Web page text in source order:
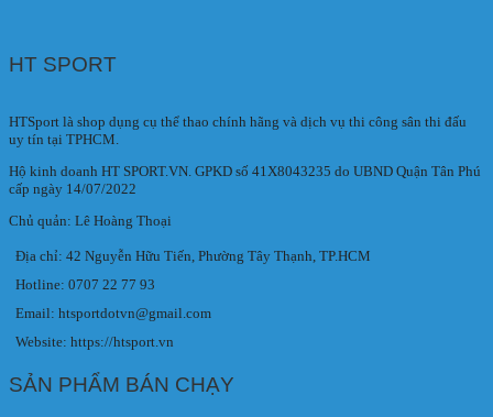
HT SPORT
HTSport là shop dụng cụ thể thao chính hãng và dịch vụ thi công sân thi đấu
uy tín tại TPHCM.
Hộ kinh doanh HT SPORT.VN. GPKD số 41X8043235 do UBND Quận Tân Phú
cấp ngày 14/07/2022
Chủ quản: Lê Hoàng Thoại
Địa chỉ: 42 Nguyễn Hữu Tiến, Phường Tây Thạnh, TP.HCM
Hotline: 0707 22 77 93
Email: htsportdotvn@gmail.com
Website: https://htsport.vn
SẢN PHẨM BÁN CHẠY